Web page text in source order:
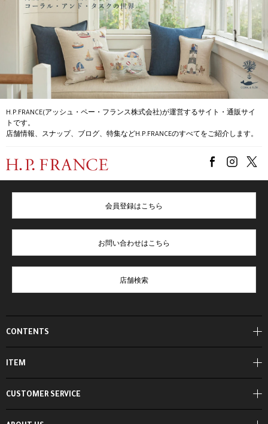
H.P.FRANCE(アッシュ・ペー・フランス株式会社)が運営するサイト・通販サイ
トです。
店舗情報、スナップ、ブログ、特集などH.P.FRANCEのすべてをご紹介します。
CONTENTS
ITEM
会員登録はこちら
お問い合わせはこちら
店舗検索
CUSTOMER SERVICE